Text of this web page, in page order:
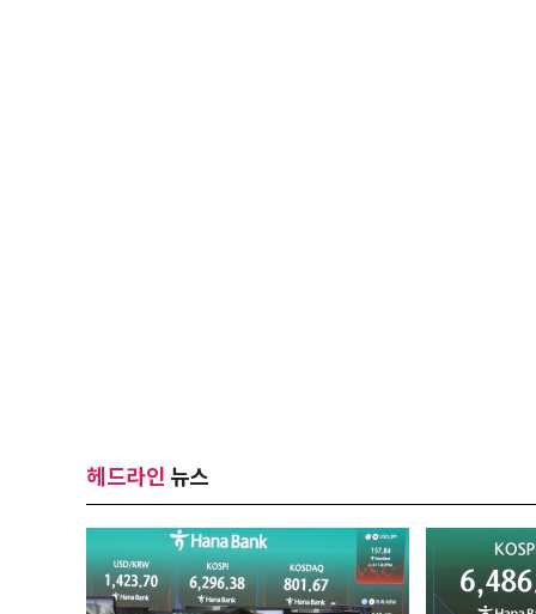
헤드라인 뉴스